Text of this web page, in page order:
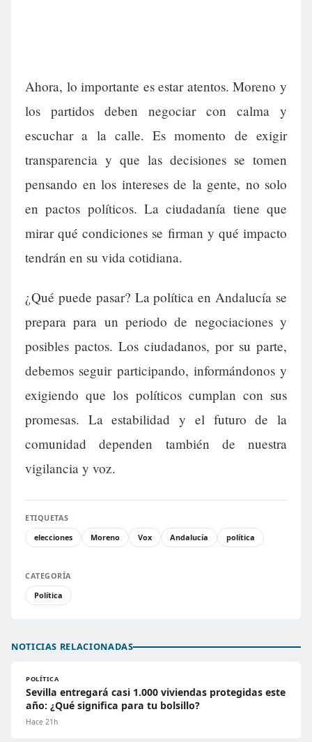
Ahora, lo importante es estar atentos. Moreno y
los partidos deben negociar con calma y
escuchar a la calle. Es momento de exigir
transparencia y que las decisiones se tomen
pensando en los intereses de la gente, no solo
en pactos políticos. La ciudadanía tiene que
mirar qué condiciones se firman y qué impacto
tendrán en su vida cotidiana.
¿Qué puede pasar? La política en Andalucía se
prepara para un periodo de negociaciones y
posibles pactos. Los ciudadanos, por su parte,
debemos seguir participando, informándonos y
exigiendo que los políticos cumplan con sus
promesas. La estabilidad y el futuro de la
comunidad dependen también de nuestra
vigilancia y voz.
ETIQUETAS
elecciones
Moreno Vox Andalucía política
CATEGORÍA
Política
NOTICIAS RELACIONADAS
POLÍTICA
Sevilla entregará casi 1.000 viviendas protegidas este
año: ¿Qué significa para tu bolsillo?
Hace 21h